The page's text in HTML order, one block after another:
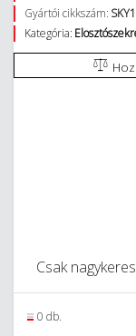
Gyártói cikkszám:
Kategória:
Csak
0 db.